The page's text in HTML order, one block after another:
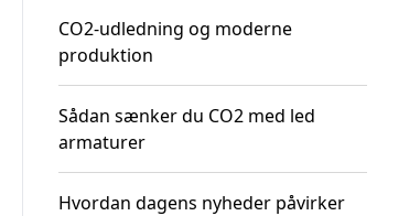
CO2-udledning og moderne
produktion
Sådan sænker du CO2 med led
armaturer
Hvordan dagens nyheder påvirker